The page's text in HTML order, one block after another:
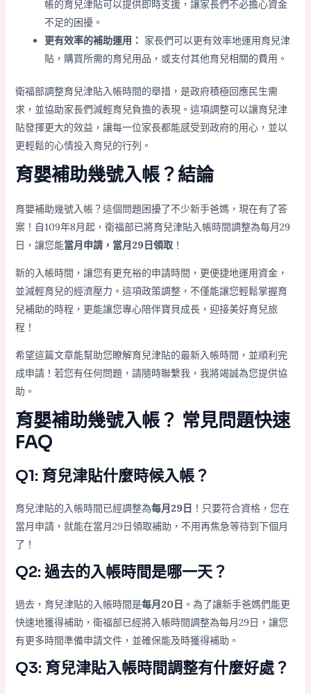
帳的育兒津貼可以提供即時支援，讓家長們不必擔心資金
不足的困擾。
更有效率的補助運用： 家長們可以更有效率地運用育兒津
貼，購買所需的育兒用品，或支付其他育兒相關的費用。
衛福部調整育兒津貼入帳時間的舉措，是政府積極回應民生需
求，並協助家長們減輕育兒負擔的表現。這項調整可以讓育兒津
貼發揮更大的效益，讓每一位家長都能感受到政府的用心，並以
更輕鬆的心情投入育兒的行列。
育嬰補助幾號入帳？結論
育嬰補助幾號入帳？這個問題困擾了不少新手爸媽，現在有了答
案！自109年8月起，衛福部已將育兒津貼入帳時間調整為每月29
日，讓您能當月申請，當月29日領取！
新的入帳時間，讓您有更充裕的申請時間，更便捷地運用資金，
並減輕育兒的經濟壓力。這項政策調整，不僅能讓您輕鬆掌握育
兒補助的時程，更能讓您專心陪伴寶貝成長，迎接美好育兒旅
程！
希望這篇文章能幫助您瞭解育兒津貼的最新入帳時間，並順利完
成申請！若您有任何問題，請隨時聯繫我，我將竭誠為您提供協
助。
育嬰補助幾號入帳？ 常見問題快速
FAQ
Q1: 育兒津貼什麼時候入帳？
育兒津貼的入帳時間已經調整為每月29日 ！只要符合資格，您在
當月申請，就能在當月29日領取補助，不用再焦急等待到下個月
了！
Q2: 過去的入帳時間是哪一天？
過去，育兒津貼的入帳時間是每月20日 。為了讓新手爸媽們能更
快速地獲得補助，衛福部已經將入帳時間調整為每月29日，讓您
有更多時間準備申請文件，並確保能及時獲得補助。
Q3: 育兒津貼入帳時間調整有什麼好處？